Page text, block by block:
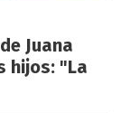
Juana
hijos: "La